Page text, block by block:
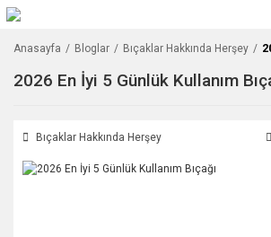
Anasayfa Bloglar Bıçaklar Hakkında Herşey
2026 En İyi 5 Günlük Kullanım
Bıçaklar Hakkında Herşey